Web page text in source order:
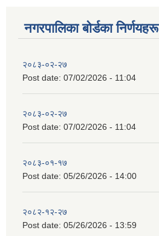
नगरपालिका बाेर्डका निर्णयहरू
२०८३-०२-२७
Post date: 07/02/2026 - 11:04
२०८३-०२-२७
Post date: 07/02/2026 - 11:04
२०८३-०१-१७
Post date: 05/26/2026 - 14:00
२०८२-१२-२७
Post date: 05/26/2026 - 13:59